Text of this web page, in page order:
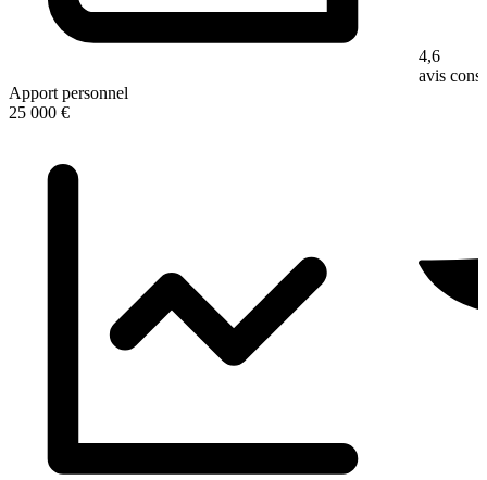
Apport personnel
25 000 €
4,6
avis